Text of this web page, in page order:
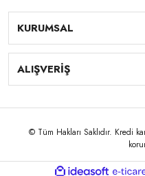
KURUMSAL
ALIŞVERİŞ
© Tüm Hakları Saklıdır. Kredi
ideasoft